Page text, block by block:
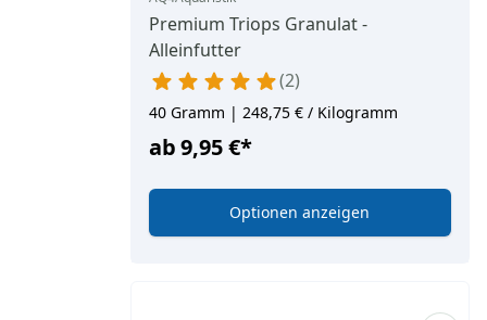
Premium Triops Granulat -
Alleinfutter
2
40 Gramm | 248,75 € / Kilogramm
ab9,95 €*
Optionen anzeigen